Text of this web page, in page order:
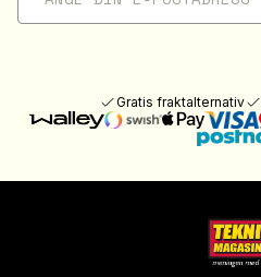
Gratis fraktalternativ